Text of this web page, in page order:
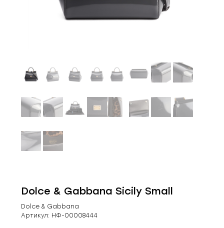
Dolce & Gabbana Sicily Small
Dolce & Gabbana
Артикул: НФ-00008444